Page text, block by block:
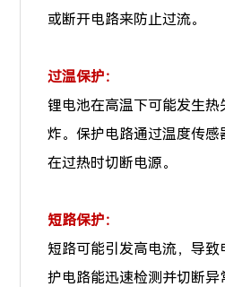
或断开电路来防止过流。
过温保护：
锂电池在高温下可能发生
炸。保护电路通过温度传
在过热时切断电源。
短路保护：
短路可能引发高电流，导
护电路能迅速检测并切断异